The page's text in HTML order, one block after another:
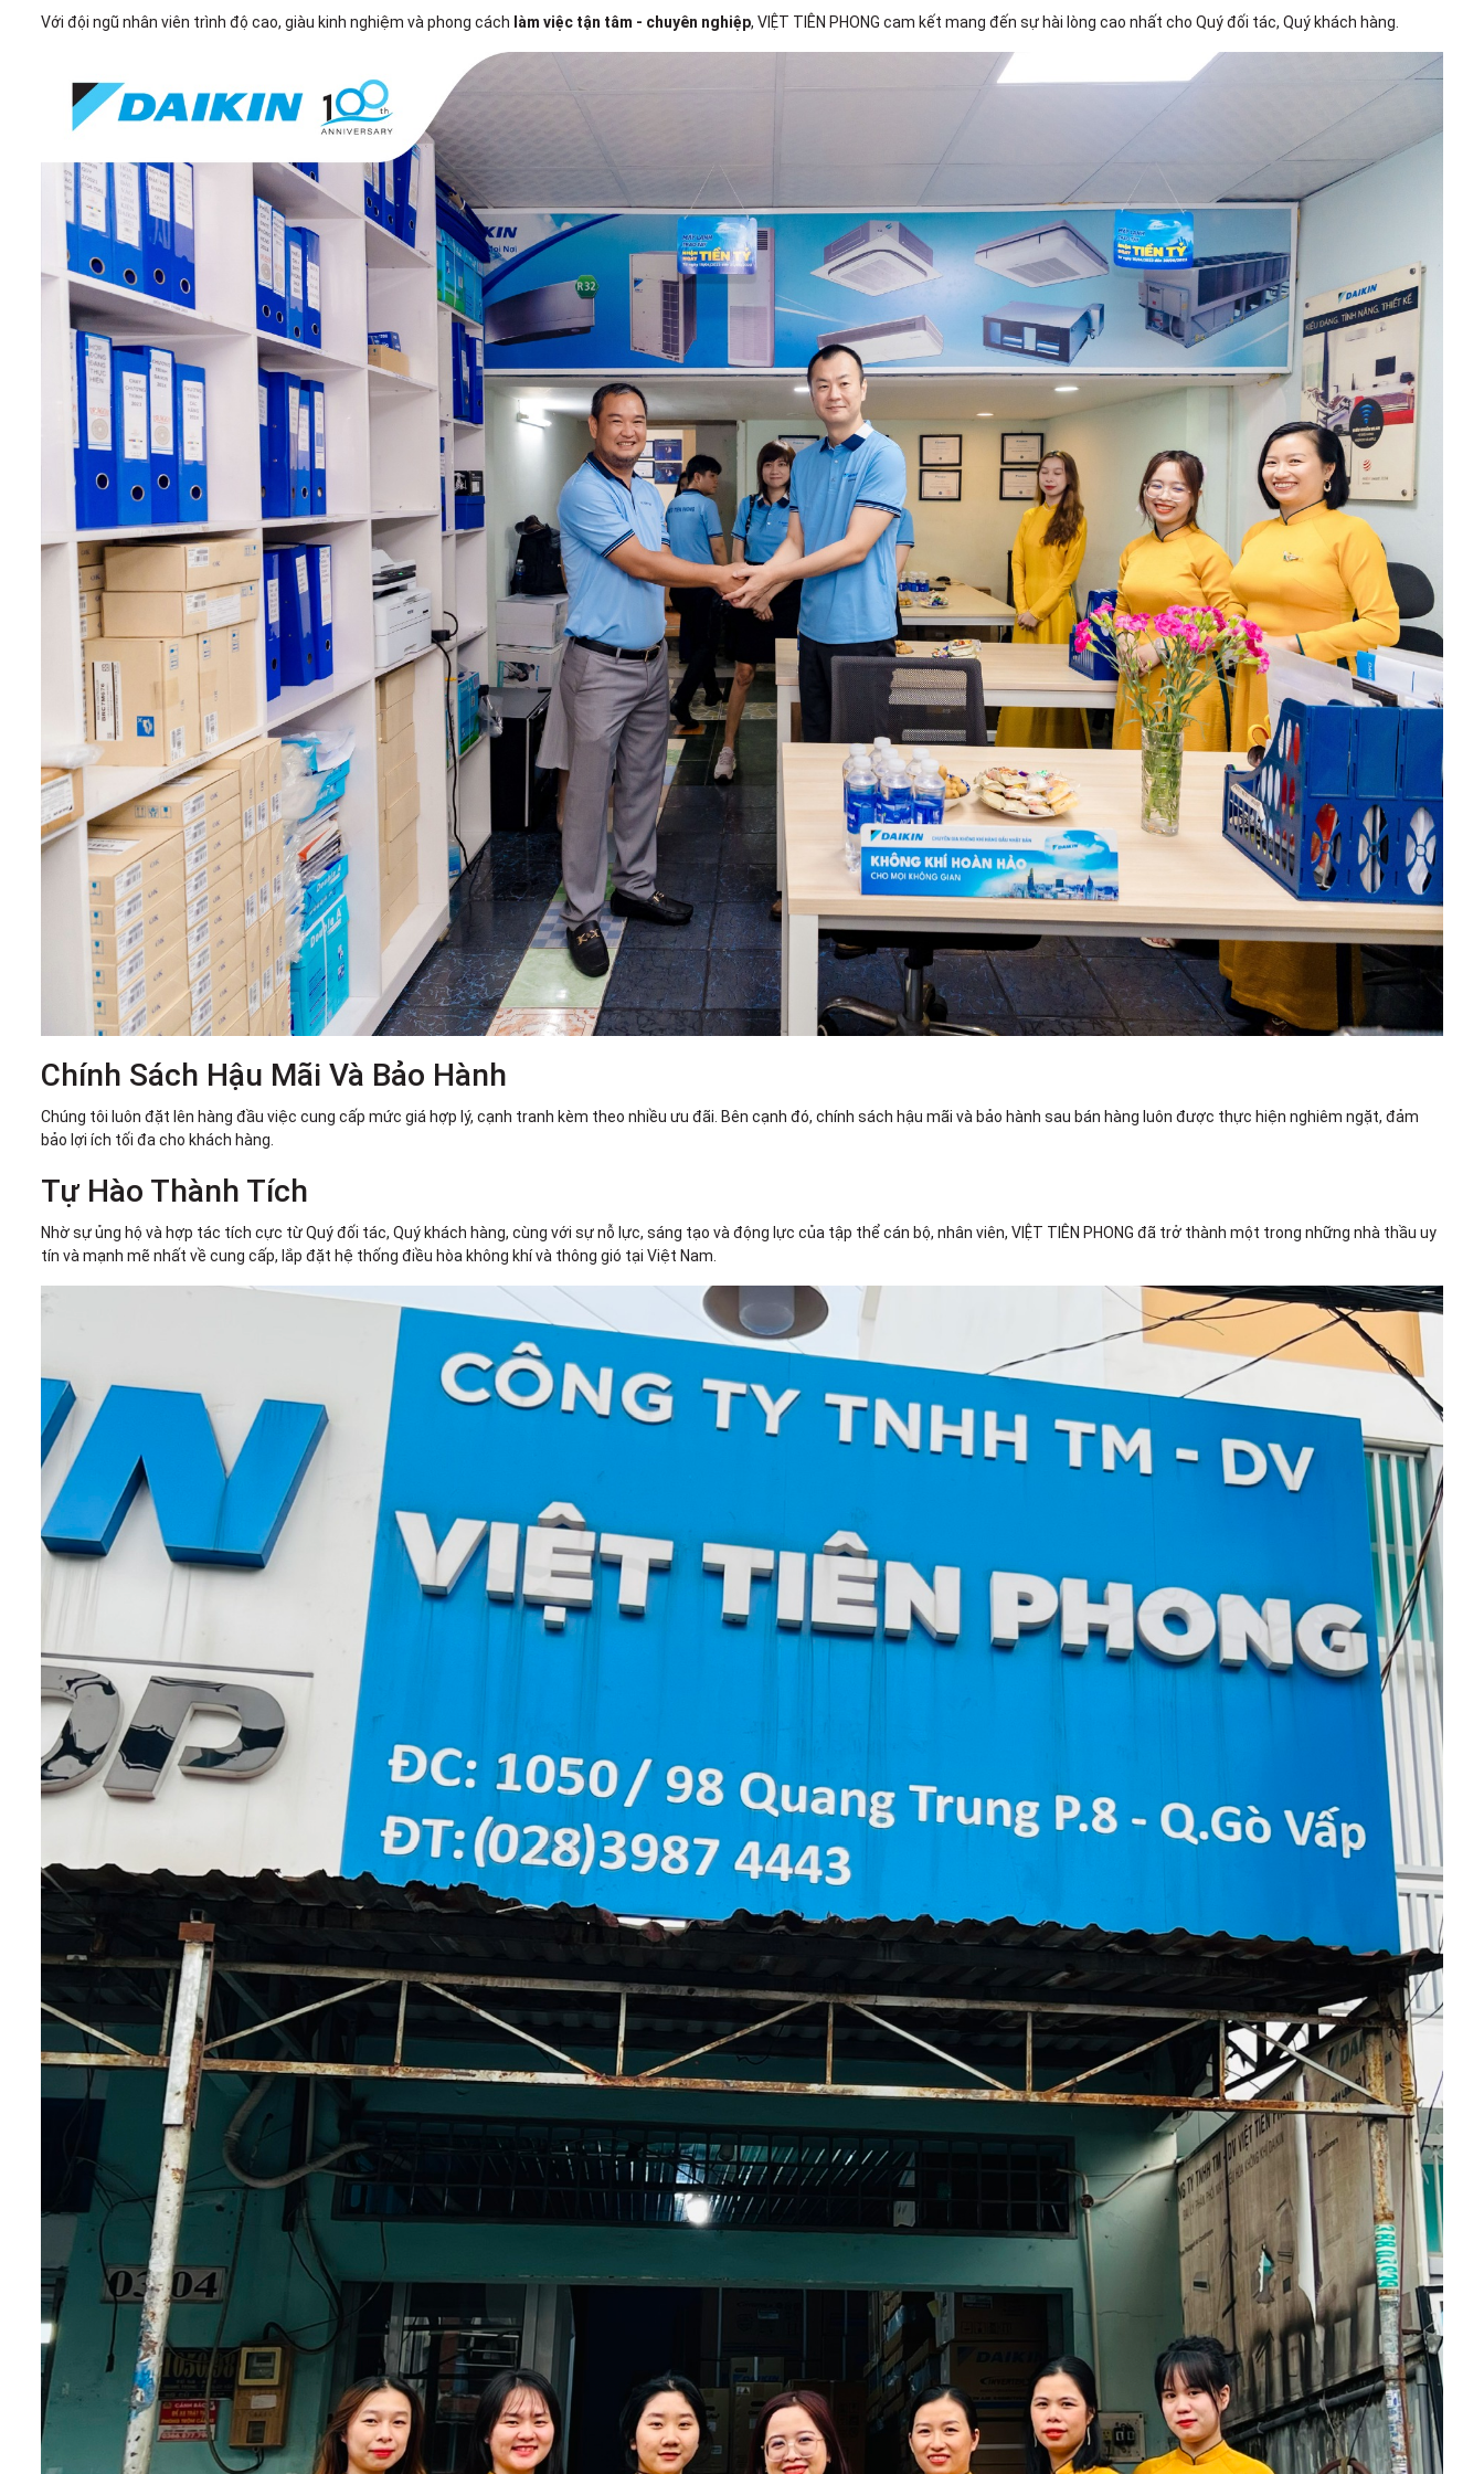
Với đội ngũ nhân viên trình độ cao, giàu kinh nghiệm và phong cách làm việc tận tâm - chuyên nghiệp, VIỆT TIÊN PHONG cam kết mang đến sự hài lòng cao nhất cho Quý đối tác, Quý khách hàng.
Chính Sách Hậu Mãi Và Bảo Hành
Chúng tôi luôn đặt lên hàng đầu việc cung cấp mức giá hợp lý, cạnh tranh kèm theo nhiều ưu đãi. Bên cạnh đó, chính sách hậu mãi và bảo hành sau bán hàng luôn được thực hiện nghiêm ngặt, đảm
bảo lợi ích tối đa cho khách hàng.
Tự Hào Thành Tích
Nhờ sự ủng hộ và hợp tác tích cực từ Quý đối tác, Quý khách hàng, cùng với sự nỗ lực, sáng tạo và động lực của tập thể cán bộ, nhân viên, VIỆT TIÊN PHONG đã trở thành một trong những nhà thầu uy
tín và mạnh mẽ nhất về cung cấp, lắp đặt hệ thống điều hòa không khí và thông gió tại Việt Nam.